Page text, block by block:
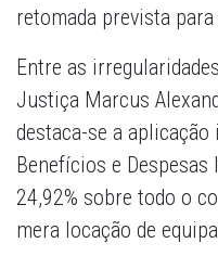
retomada prevista
Entre as
Justiça Marcus
destaca-se a aplicação
Benefícios e Despesas
24,92% sobre todo o
mera locação de